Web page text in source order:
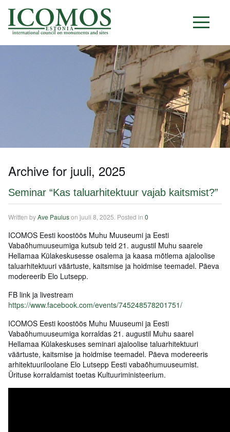
E S T O N I A
Archive for juuli, 2025
Seminar “Kas taluarhitektuur vajab kaitsmist?”
Written byAve Pauluson juuli 8, 2025 . Posted in 0
ICOMOS Eesti koostöös Muhu Muuseumi ja Eesti
Vabaõhumuuseumiga kutsub teid 21. augustil Muhu saarele
Hellamaa Külakeskusesse osalema ja kaasa mõtlema ajaloolise
taluarhitektuuri väärtuste, kaitsmise ja hoidmise teemadel. Päeva
modereerib Elo Lutsepp.
FB link ja livestream
https://www.facebook.com/events/745248578201751/
ICOMOS Eesti koostöös Muhu Muuseumi ja Eesti
Vabaõhumuuseumiga korraldas 21. augustil Muhu saarel
Hellamaa Külakeskuses seminari ajaloolise taluarhitektuuri
väärtuste, kaitsmise ja hoidmise teemadel. Päeva modereeris
arhitektuuriloolane Elo Lutsepp Eesti vabaõhumuuseumist.
Ürituse korraldamist toetas Kultuuriministeerium.